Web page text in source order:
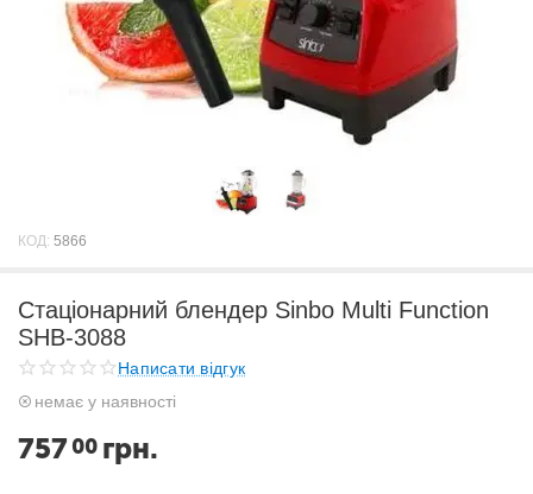
КОД: 5866
Стаціонарний блендер Sinbo Multi Function
SHB-3088
Написати відгук
немає у наявності
757 00 грн.